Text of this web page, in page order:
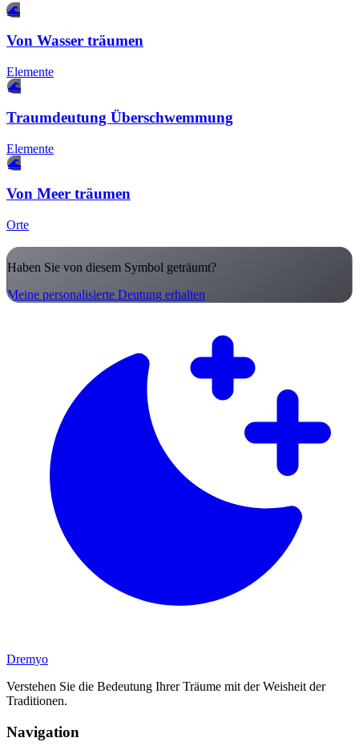
🌊
Von Wasser träumen
Elemente
🌊
Traumdeutung Überschwemmung
Elemente
🌊
Von Meer träumen
Orte
Haben Sie von diesem Symbol geträumt?
Meine personalisierte Deutung erhalten
Dremyo
Verstehen Sie die Bedeutung Ihrer Träume mit der Weisheit der
Traditionen.
Navigation